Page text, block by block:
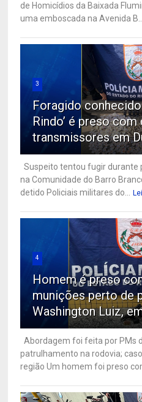
de Homicídios da Baixada
uma emboscada na Avenida
3
Foragido
Rindo’ é preso
transmissores em
Suspeito tentou fugir durante
na Comunidade do Barro
detido Policiais militares do...
4
Homem é preso
munições perto de
Washington Luiz,
Abordagem foi feita por PMs
patrulhamento na rodovia;
região Um homem foi preso